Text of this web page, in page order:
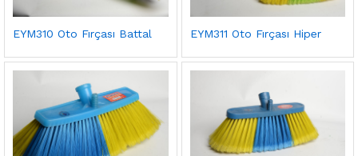
EYM310 Oto Fırçası Battal EYM311 Oto Fırçası Hiper